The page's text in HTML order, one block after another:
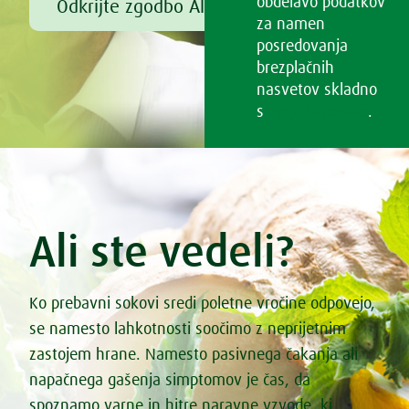
Odkrijte zgodbo Alfreda Vogla
za namen
posredovanja
brezplačnih
nasvetov skladno
s
.
Ali ste vedeli?
Ko prebavni sokovi sredi poletne vročine odpovejo,
se namesto lahkotnosti soočimo z neprijetnim
zastojem hrane. Namesto pasivnega čakanja ali
napačnega gašenja simptomov je čas, da